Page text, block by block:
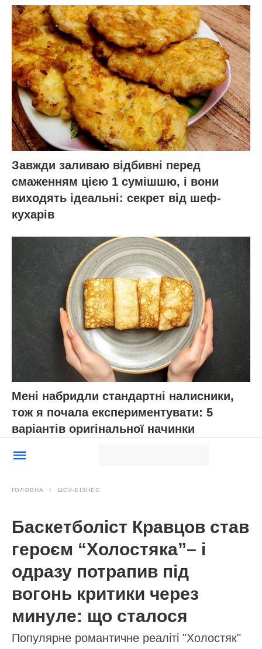
Завжди заливаю відбивні перед
смаженням цією 1 сумішшю, і вони
виходять ідеальні: секрет від шеф-
кухарів
Мені набридли стандартні налисники,
тож я почала експериментувати: 5
варіантів оригінальної начинки